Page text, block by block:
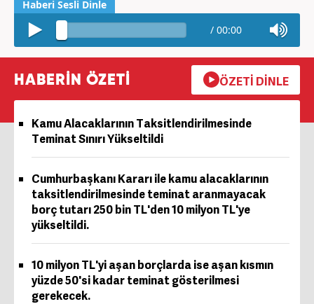
/ 00:00
HABERİN ÖZETİ ÖZETİ DİNLE
Kamu Alacaklarının Taksitlendirilmesinde
Teminat Sınırı Yükseltildi
Cumhurbaşkanı Kararı ile kamu alacaklarının
taksitlendirilmesinde teminat aranmayacak
borç tutarı 250 bin TL'den 10 milyon TL'ye
yükseltildi.
10 milyon TL'yi aşan borçlarda ise aşan kısmın
yüzde 50'si kadar teminat gösterilmesi
gerekecek.